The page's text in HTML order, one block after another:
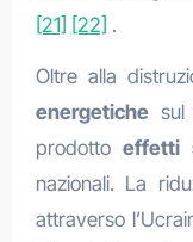
[21] [22] .
Oltre alla
energetichesul
prodottoeffetti
nazionali. La
attraverso